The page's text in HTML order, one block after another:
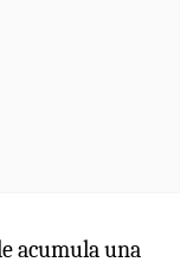
acumula una